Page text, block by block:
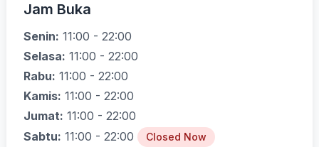
Jam Buka
Senin: 11:00 - 22:00
Selasa: 11:00 - 22:00
Rabu: 11:00 - 22:00
Kamis: 11:00 - 22:00
Jumat: 11:00 - 22:00
Sabtu: 11:00 - 22:00 Closed Now